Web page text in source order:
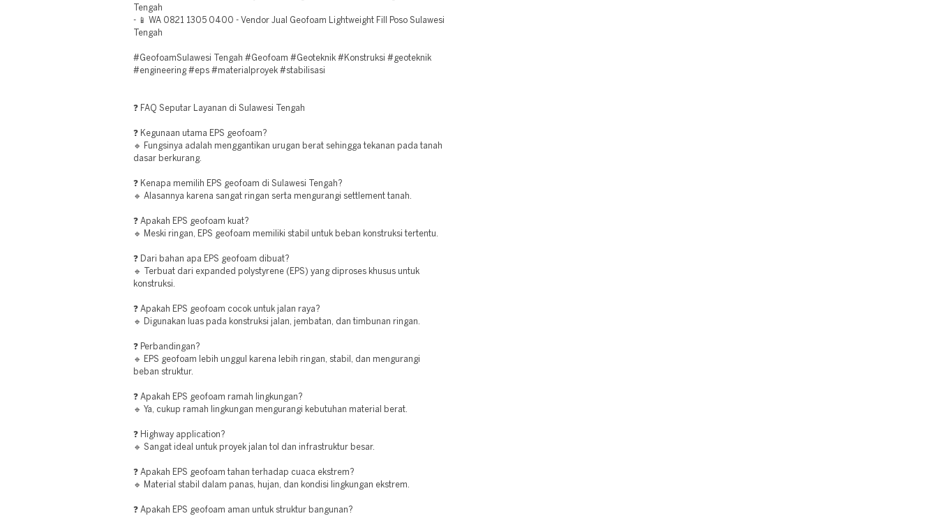
Tengah
- 📱 WA 0821 1305 0400 - Vendor Jual Geofoam Lightweight Fill Poso Sulawesi
Tengah
#GeofoamSulawesi Tengah #Geofoam #Geoteknik #Konstruksi #geoteknik
#engineering #eps #materialproyek #stabilisasi
❓ FAQ Seputar Layanan di Sulawesi Tengah
❓ Kegunaan utama EPS geofoam?
🔹 Fungsinya adalah menggantikan urugan berat sehingga tekanan pada tanah
dasar berkurang.
❓ Kenapa memilih EPS geofoam di Sulawesi Tengah?
🔹 Alasannya karena sangat ringan serta mengurangi settlement tanah.
❓ Apakah EPS geofoam kuat?
🔹 Meski ringan, EPS geofoam memiliki stabil untuk beban konstruksi tertentu.
❓ Dari bahan apa EPS geofoam dibuat?
🔹 Terbuat dari expanded polystyrene (EPS) yang diproses khusus untuk
konstruksi.
❓ Apakah EPS geofoam cocok untuk jalan raya?
🔹 Digunakan luas pada konstruksi jalan, jembatan, dan timbunan ringan.
❓ Perbandingan?
🔹 EPS geofoam lebih unggul karena lebih ringan, stabil, dan mengurangi
beban struktur.
❓ Apakah EPS geofoam ramah lingkungan?
🔹 Ya, cukup ramah lingkungan mengurangi kebutuhan material berat.
❓ Highway application?
🔹 Sangat ideal untuk proyek jalan tol dan infrastruktur besar.
❓ Apakah EPS geofoam tahan terhadap cuaca ekstrem?
🔹 Material stabil dalam panas, hujan, dan kondisi lingkungan ekstrem.
❓ Apakah EPS geofoam aman untuk struktur bangunan?